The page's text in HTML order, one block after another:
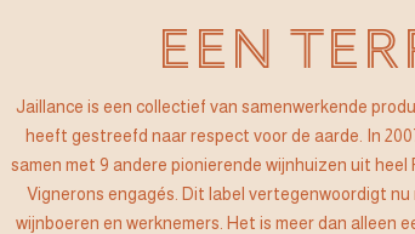
EEN
Jaillance is een collectief van samenwerkende
heeft gestreefd naar respect voor de aarde. In
samen met 9 andere pionierende wijnhuizen uit heel
Vignerons engagés. Dit label vertegenwoordigt nu
wijnboeren en werknemers. Het is meer dan alleen